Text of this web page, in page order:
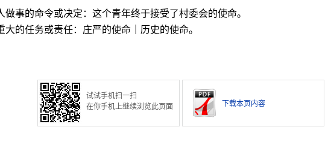
事的命令或决定：这个青年终于接受了村委会的使命。
的任务或责任：庄严的使命｜历史的使命。
试试手机扫一扫
在你手机上继续浏览此页面
下载本页内容